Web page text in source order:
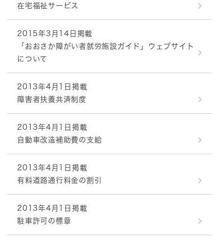
在宅福祉サービス
2015年3月14日掲載
「おおさか障がい者就労施設ガイド」ウェブサイト
について
2013年4月1日掲載
障害者扶養共済制度
2013年4月1日掲載
自動車改造補助費の支給
2013年4月1日掲載
有料道路通行料金の割引
2013年4月1日掲載
駐車許可の標章